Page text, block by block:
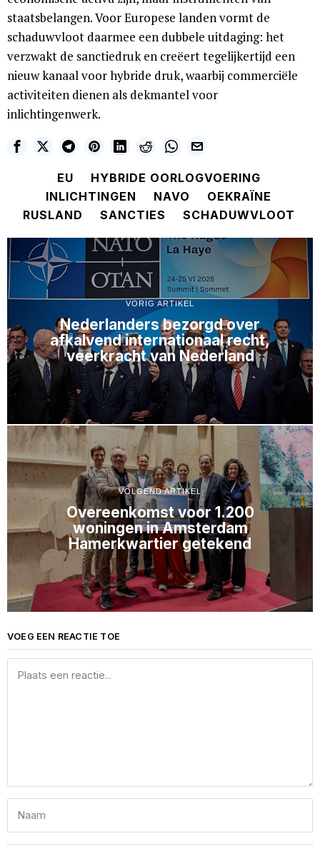
staatsbelangen. Voor Europese landen vormt de
schaduwvloot daarmee een dubbele uitdaging: het
verzwakt de sanctiedruk en creëert tegelijkertijd een
nieuw kanaal voor hybride druk, waarbij commerciële
activiteiten dienen als dekmantel voor
inlichtingenwerk.
EU
HYBRIDE OORLOGVOERING
INLICHTINGEN
NAVO
OEKRAÏNE
RUSLAND
SANCTIES SCHADUWVLOOT
VORIG ARTIKEL
Nederlanders bezorgd over
afkalvend internationaal recht,
veerkracht van Nederland
VOLGEND ARTIKEL
Overeenkomst voor 1.200
woningen in Amsterdam
Hamerkwartier getekend
VOEG EEN REACTIE TOE